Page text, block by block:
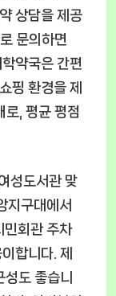
상담을 제공
문의하면
약국은 간편
핑 환경을 제
, 평균 평점
성도서관 맞
지구대에서
민회관 주차
합니다. 제
도 좋습니